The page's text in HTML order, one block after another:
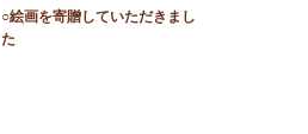
○絵画を寄贈していただきまし
た